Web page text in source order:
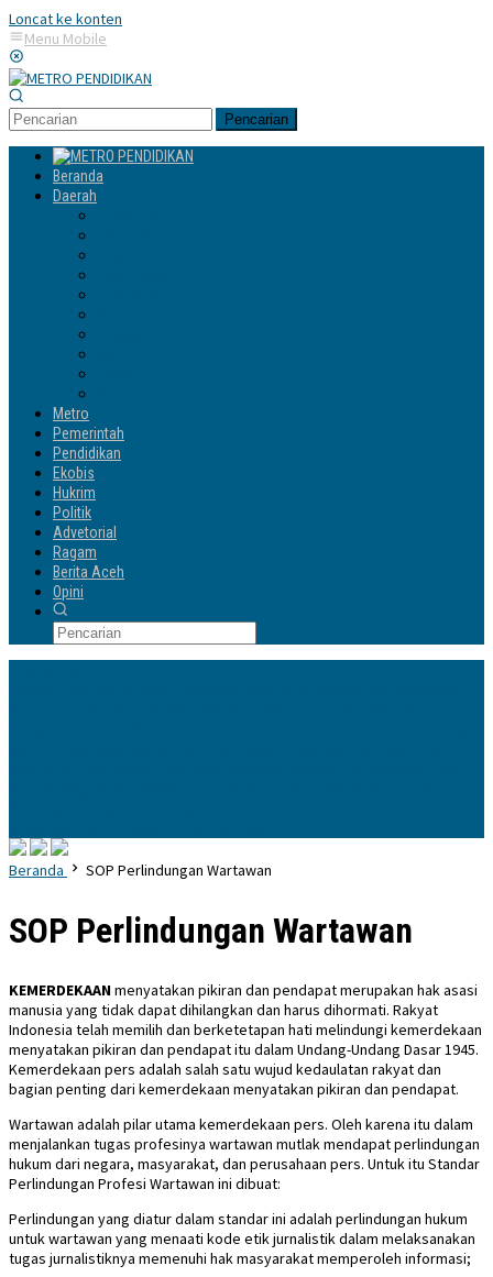
Loncat ke konten
Menu Mobile
Pencarian
Beranda
Daerah
Metro
Pemerintah
Pendidikan
Ekobis
Hukrim
Politik
Advetorial
Ragam
Berita Aceh
Opini
Beranda SOP Perlindungan Wartawan
SOP Perlindungan Wartawan
KEMERDEKAANmenyatakan pikiran dan pendapat merupakan hak asasi
manusia yang tidak dapat dihilangkan dan harus dihormati. Rakyat
Indonesia telah memilih dan berketetapan hati melindungi kemerdekaan
menyatakan pikiran dan pendapat itu dalam Undang-Undang Dasar 1945.
Kemerdekaan pers adalah salah satu wujud kedaulatan rakyat dan
bagian penting dari kemerdekaan menyatakan pikiran dan pendapat.
Wartawan adalah pilar utama kemerdekaan pers. Oleh karena itu dalam
menjalankan tugas profesinya wartawan mutlak mendapat perlindungan
hukum dari negara, masyarakat, dan perusahaan pers. Untuk itu Standar
Perlindungan Profesi Wartawan ini dibuat:
Perlindungan yang diatur dalam standar ini adalah perlindungan hukum
untuk wartawan yang menaati kode etik jurnalistik dalam melaksanakan
tugas jurnalistiknya memenuhi hak masyarakat memperoleh informasi;